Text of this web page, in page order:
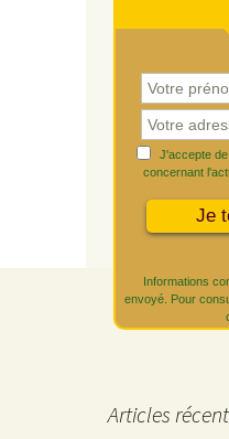
J'accepte de
concernant
Informations
envoyé. Pour
Articles